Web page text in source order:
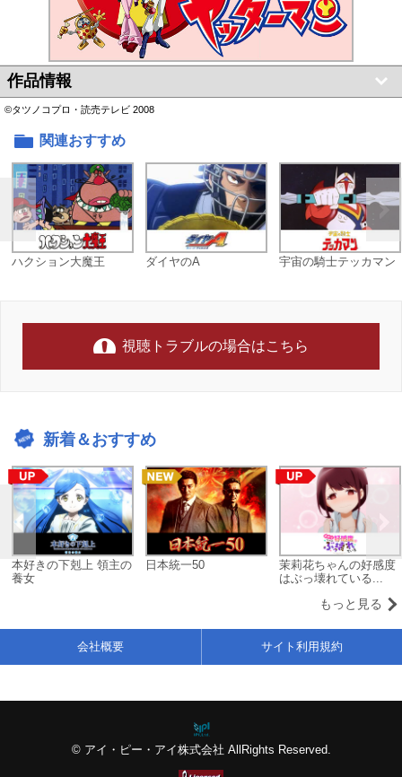
作品情報
©タツノコプロ・読売テレビ 2008
関連おすすめ
ハクション大魔王 ダイヤのA 宇宙の騎士テッカマン
視聴トラブルの場合はこちら
新着＆おすすめ
本好きの下剋上 領主の
養女
日本統一50
茉莉花ちゃんの好感度
はぶっ壊れている...
もっと見る
© アイ・ピー・アイ株式会社 AllRights Reserved.
会社概要 サイト利用規約